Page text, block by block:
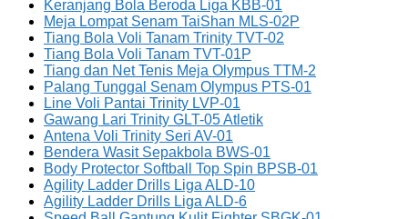
Keranjang Bola Beroda Liga KBB-01
Meja Lompat Senam TaiShan MLS-02P
Tiang Bola Voli Tanam Trinity TVT-02
Tiang Bola Voli Tanam TVT-01P
Tiang dan Net Tenis Meja Olympus TTM-2
Palang Tunggal Senam Olympus PTS-01
Line Voli Pantai Trinity LVP-01
Gawang Lari Trinity GLT-05 Atletik
Antena Voli Trinity Seri AV-01
Bendera Wasit Sepakbola BWS-01
Body Protector Softball Top Spin BPSB-01
Agility Ladder Drills Liga ALD-10
Agility Ladder Drills Liga ALD-6